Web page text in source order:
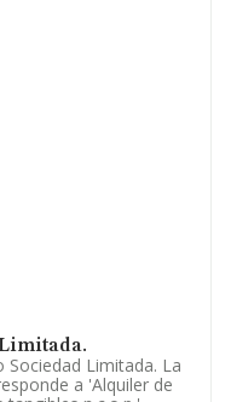
Limitada. La
a 'Alquiler de